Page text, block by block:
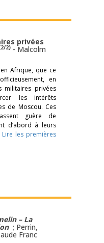
privées
2) - Malcolm
Afrique, que ce
en
militaires privées
les intérêts
de Moscou. Ces
guère de
d’abord à leurs
Lire les premières
– La
; Perrin,
Franc